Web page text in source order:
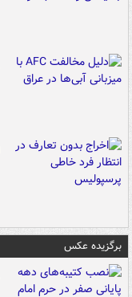
برگزیده عکس